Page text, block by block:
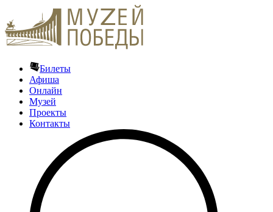
Билеты
Афиша
Онлайн
Музей
Проекты
Контакты